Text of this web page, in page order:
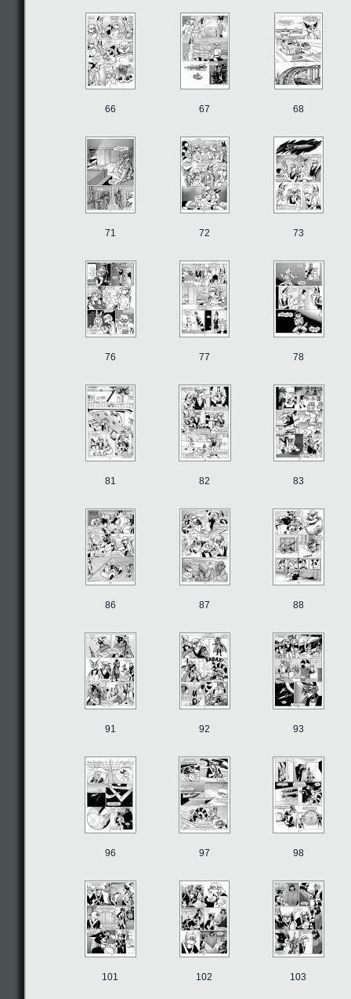
66 67 68
71 72 73
76 77 78
81 82 83
86 87 88
91 92 93
96 97 98
101 102 103